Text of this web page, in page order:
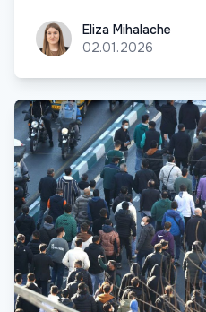
Eliza Mihalache
Eliza Mihalache
02.01.2026